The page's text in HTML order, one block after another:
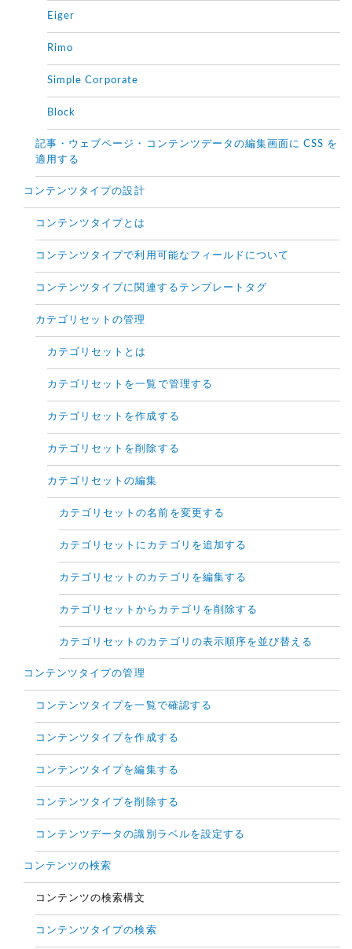
Eiger
Rimo
Simple Corporate
Block
記事・ウェブページ・コンテンツデータの編集画面に CSS を
適用する
コンテンツタイプの設計
コンテンツタイプとは
コンテンツタイプで利用可能なフィールドについて
コンテンツタイプに関連するテンプレートタグ
カテゴリセットの管理
カテゴリセットとは
カテゴリセットを一覧で管理する
カテゴリセットを作成する
カテゴリセットを削除する
カテゴリセットの編集
カテゴリセットの名前を変更する
カテゴリセットにカテゴリを追加する
カテゴリセットのカテゴリを編集する
カテゴリセットからカテゴリを削除する
カテゴリセットのカテゴリの表示順序を並び替える
コンテンツタイプの管理
コンテンツタイプを一覧で確認する
コンテンツタイプを作成する
コンテンツタイプを編集する
コンテンツタイプを削除する
コンテンツデータの識別ラベルを設定する
コンテンツの検索
コンテンツの検索構文
コンテンツタイプの検索